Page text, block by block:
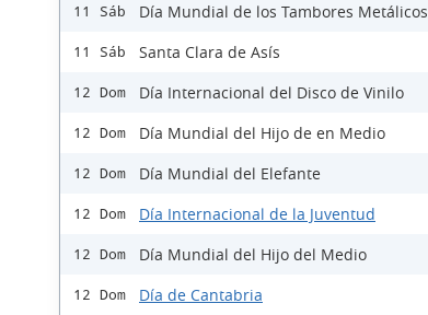
11 Sáb Día Mundial de los Tambores Metálicos
11 Sáb Santa Clara de Asís
12 Dom Día Internacional del Disco de Vinilo
12 Dom Día Mundial del Hijo de en Medio
12 Dom Día Mundial del Elefante
12 Dom Día Internacional de la Juventud
12 Dom Día Mundial del Hijo del Medio
12 Dom Día de Cantabria